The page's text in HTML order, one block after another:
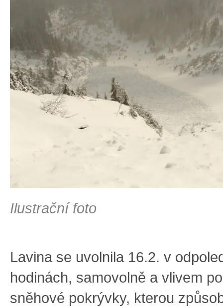
Ilustrační foto
Lavina se uvolnila 16.2. v
hodinách, samovolně a vlivem
sněhové pokrývky, kterou